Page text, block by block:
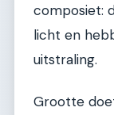
composiet:
licht en
uitstraling.
Grootte